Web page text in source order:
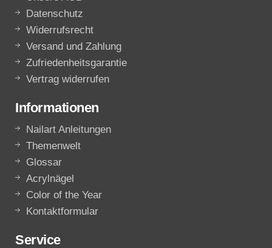
Datenschutz
Widerrufsrecht
Versand und Zahlung
Zufriedenheitsgarantie
Vertrag widerrufen
Informationen
Nailart Anleitungen
Themenwelt
Glossar
Acrylnägel
Color of the Year
Kontaktformular
Service